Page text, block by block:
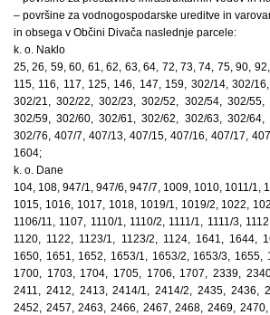
– površine za vodnogospodarske ureditve in
in obsega v Občini Divača naslednje parcele:
k. o. Naklo
25, 26, 59, 60, 61, 62, 63, 64, 72, 73, 74, 75, 90,
115, 116, 117, 125, 146, 147, 159, 302/14, 302/
302/21, 302/22, 302/23, 302/52, 302/54, 302/55,
302/59, 302/60, 302/61, 302/62, 302/63, 302/64,
302/76, 407/7, 407/13, 407/15, 407/16, 407/17,
1604;
k. o. Dane
104, 108, 947/1, 947/6, 947/7, 1009, 1010, 1011/1,
1015, 1016, 1017, 1018, 1019/1, 1019/2, 1022,
1106/11, 1107, 1110/1, 1110/2, 1111/1, 1111/3,
1120, 1122, 1123/1, 1123/2, 1124, 1641, 1644,
1650, 1651, 1652, 1653/1, 1653/2, 1653/3, 1655,
1700, 1703, 1704, 1705, 1706, 1707, 2339,
2411, 2412, 2413, 2414/1, 2414/2, 2435, 2436,
2452, 2457, 2463, 2466, 2467, 2468, 2469, 2470,